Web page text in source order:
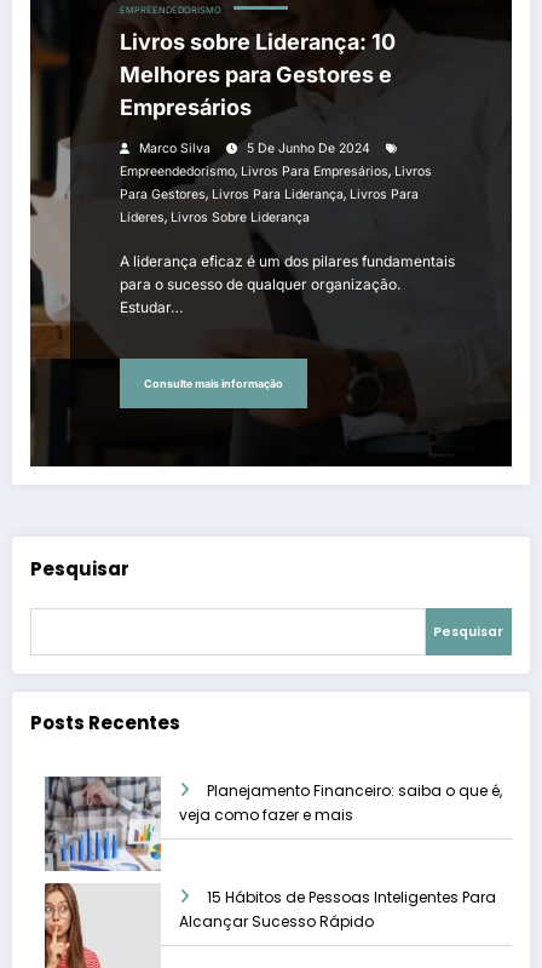
EMPREENDEDORISMO
Livros sobre Liderança: 10
Melhores para Gestores e
Empresários
Marco Silva
5 De Junho De 2024
Empreendedorismo, Livros Para Empresários, Livros
Para Gestores, Livros Para Liderança, Livros Para
Líderes, Livros Sobre Liderança
A liderança eficaz é um dos pilares fundamentais
para o sucesso de qualquer organização.
Estudar…
Consulte mais informação
Pesquisar
Pesquisar
Posts Recentes
Planejamento Financeiro: saiba o que é,
veja como fazer e mais
15 Hábitos de Pessoas Inteligentes Para
Alcançar Sucesso Rápido